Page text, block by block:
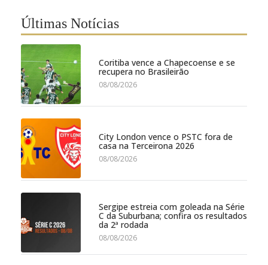
Últimas Notícias
Coritiba vence a Chapecoense e se
recupera no Brasileirão
08/08/2026
City London vence o PSTC fora de
casa na Terceirona 2026
08/08/2026
Sergipe estreia com goleada na Série
C da Suburbana; confira os resultados
da 2ª rodada
08/08/2026